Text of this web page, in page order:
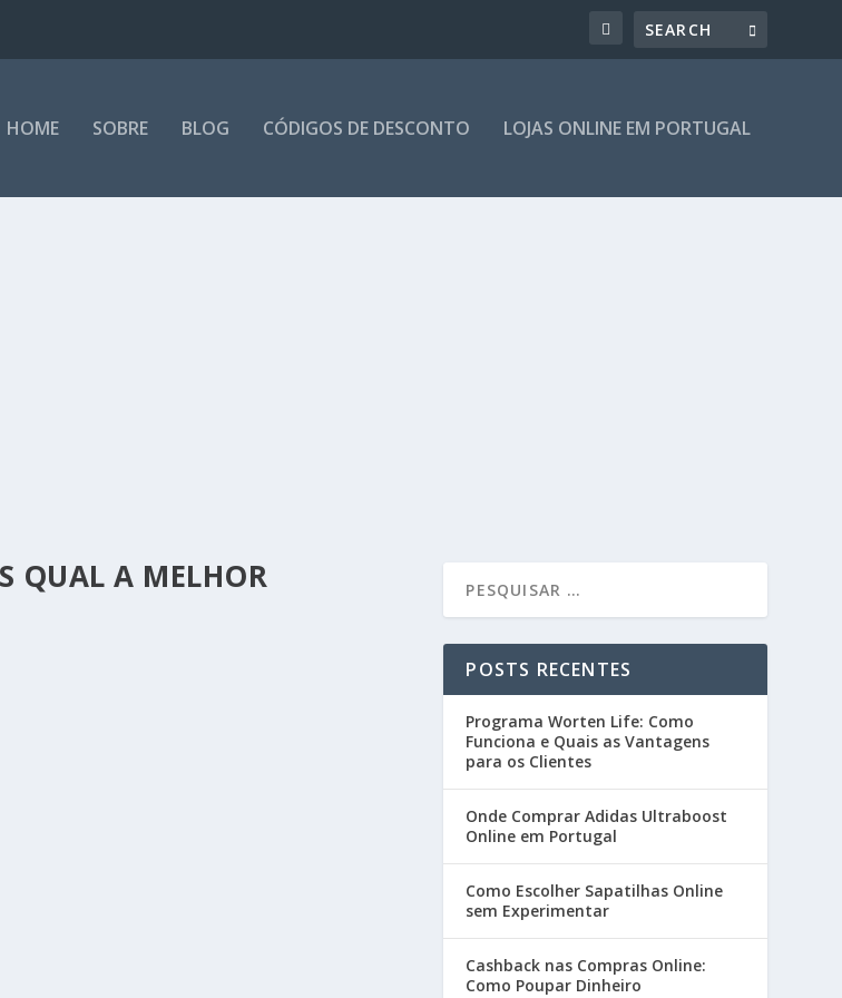
HOME SOBRE BLOG CÓDIGOS DE DESCONTO LOJAS ONLINE EM PORTUGAL
QUAL A MELHOR
POSTS RECENTES
Programa Worten Life: Como
Funciona e Quais as Vantagens
para os Clientes
Onde Comprar Adidas Ultraboost
Online em Portugal
Como Escolher Sapatilhas Online
sem Experimentar
Cashback nas Compras Online:
Como Poupar Dinheiro